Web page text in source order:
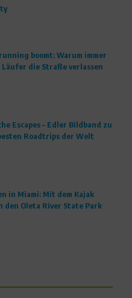
boomt: Warum immer
Läufer die Straße verlassen
Escapes – Edler Bildband zu
Roadtrips der Welt
in Miami: Mit dem Kajak
den Oleta River State Park